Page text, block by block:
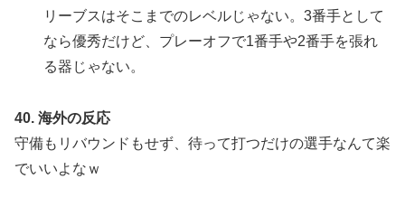
リーブスはそこまでのレベルじゃない。3番手として
なら優秀だけど、プレーオフで1番手や2番手を張れ
る器じゃない。
40. 海外の反応
守備もリバウンドもせず、待って打つだけの選手なんて楽
でいいよなｗ